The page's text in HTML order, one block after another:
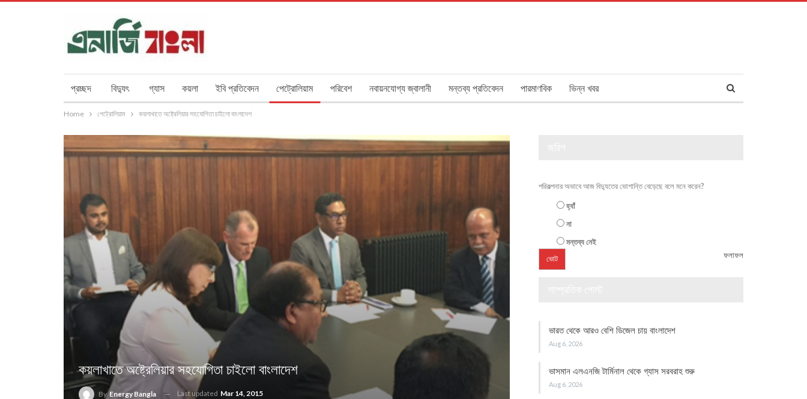
প্রচ্ছদ বিদ্যুৎ গ্যাস কয়লা ইবি প্রতিবেদন পেট্রোলিয়াম পরিবেশ নবায়নযোগ্য জ্বালানী মন্তব্য প্রতিবেদন পারমাণবিক ভিন্ন খবর
Home পেট্রোলিয়াম কয়লাখাতে অষ্ট্রেলিয়ার সহযোগিতা চাইলো বাংলাদেশ
কয়লাখাতে অষ্ট্রেলিয়ার সহযোগিতা চাইলো বাংলাদেশ
By Energy Bangla Last updated Mar 14, 2015
পরিকল্পনার অভাবে আজ বিদ্যুতের ভোগান্তি বেড়েছে বলে মনে করেন?
হ্যাঁ
না
মন্তব্য নেই
ফলাফল
ভারত থেকে আরও বেশি ডিজেল চায় বাংলাদেশ
Aug 6, 2026
ভাসমান এলএনজি টার্মিনাল থেকে গ্যাস সরবরাহ শুরু
Aug 6, 2026